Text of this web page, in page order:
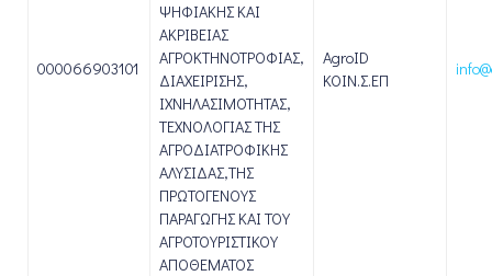
000066903101
ΨΗΦΙΑΚΗΣ ΚΑΙ
ΑΚΡΙΒΕΙΑΣ
ΑΓΡΟΚΤΗΝΟΤΡΟΦΙΑΣ,
ΔΙΑΧΕΙΡΙΣΗΣ,
ΙΧΝΗΛΑΣΙΜΟΤΗΤΑΣ,
ΤΕΧΝΟΛΟΓΙΑΣ ΤΗΣ
ΑΓΡΟΔΙΑΤΡΟΦΙΚΗΣ
ΑΛΥΣΙΔΑΣ,ΤΗΣ
ΠΡΩΤΟΓΕΝΟΥΣ
ΠΑΡΑΓΩΓΗΣ ΚΑΙ ΤΟΥ
ΑΓΡΟΤΟΥΡΙΣΤΙΚΟΥ
ΑΠΟΘΕΜΑΤΟΣ
AgroID
ΚΟΙΝ.Σ.ΕΠ